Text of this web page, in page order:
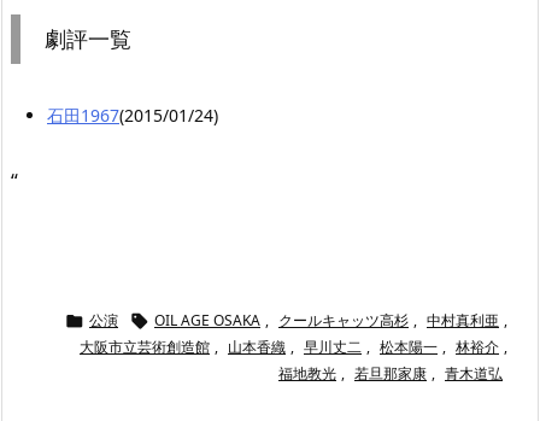
劇評一覧
石田1967(2015/01/24)
“
 公演  OIL AGE OSAKA , クールキャッツ高杉 , 中村真利亜 ,
大阪市立芸術創造館 , 山本香織 , 早川丈二 , 松本陽一 , 林裕介 ,
福地教光 , 若旦那家康 , 青木道弘